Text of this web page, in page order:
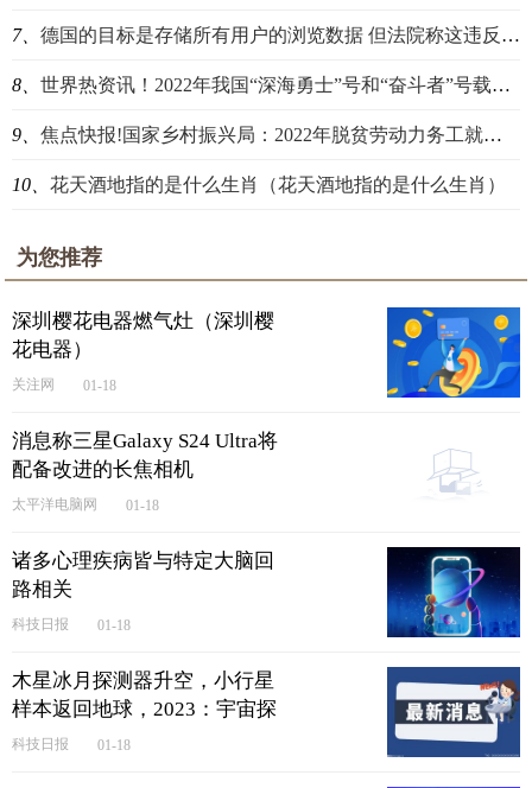
7、 德国的目标是存储所有用户的浏览数据 但法院称这违反了欧盟法律 全球看点
8、 世界热资讯！2022年我国“深海勇士”号和“奋斗者”号载人潜水器共完成175个潜次
9、 焦点快报!国家乡村振兴局：2022年脱贫劳动力务工就业规模达3278万人 比上年底增加133万人
10、 花天酒地指的是什么生肖（花天酒地指的是什么生肖）
为您推荐
深圳樱花电器燃气灶（深圳樱
花电器）
关注网 01-18
消息称三星Galaxy S24 Ultra将
配备改进的长焦相机
太平洋电脑网 01-18
诸多心理疾病皆与特定大脑回
路相关
科技日报 01-18
木星冰月探测器升空，小行星
样本返回地球，2023：宇宙探
索向更远深空迈进|今日视点
科技日报 01-18